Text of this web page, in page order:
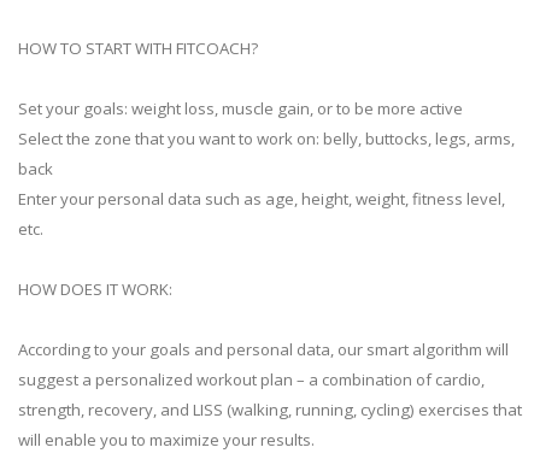
HOW TO START WITH FITCOACH?
Set your goals: weight loss, muscle gain, or to be more active
Select the zone that you want to work on: belly, buttocks, legs, arms,
back
Enter your personal data such as age, height, weight, fitness level,
etc.
HOW DOES IT WORK:
According to your goals and personal data, our smart algorithm will
suggest a personalized workout plan – a combination of cardio,
strength, recovery, and LISS (walking, running, cycling) exercises that
will enable you to maximize your results.